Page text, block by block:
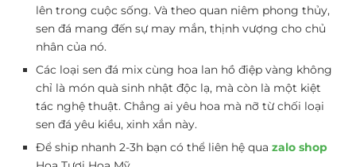
lên trong cuộc sống. Và theo quan niêm phong thủy,
sen đá mang đến sự may mắn, thịnh vượng cho chủ
nhân của nó.
Các loại sen đá mix cùng hoa lan hồ điệp vàng không
chỉ là món quà sinh nhật độc lạ, mà còn là một kiệt
tác nghệ thuật. Chẳng ai yêu hoa mà nỡ từ chối loại
sen đá yêu kiều, xinh xắn này.
Để ship nhanh 2-3h bạn có thể liên hệ qua zalo shop